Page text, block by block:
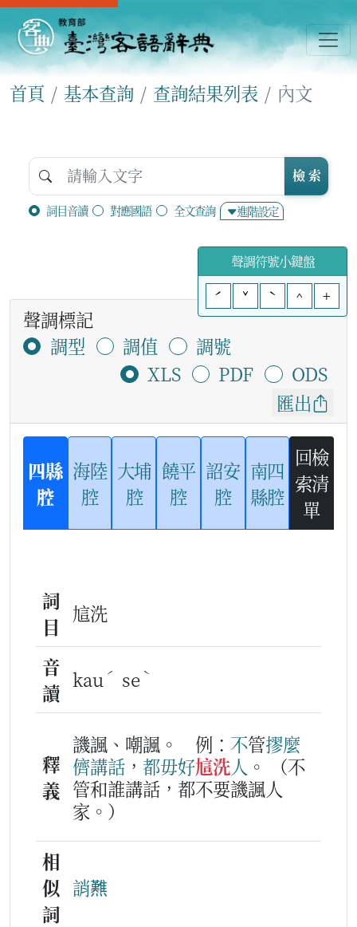
首頁 基本查詢 查詢結果列表 內文
詞目音讀 對應國語 全文查詢 進階設定
檢 索
聲調符號小鍵盤
ˊ
ˇ ˋ ^ +
聲調標記
調型
調值
調號
XLS
PDF
ODS
匯出
四縣
腔
海陸
腔
大埔
腔
饒平
腔
詔安
腔
南四
縣腔
回檢
索清
單
詞
目
訄洗
音
讀
kau ˊ se ˋ
釋
義
譏諷、嘲諷。 例： 不管摎麼
儕講話 ， 都毋好訄洗人 。
（不
管和誰講話，都不要譏諷人
家。）
相
似
詞
誚㸐